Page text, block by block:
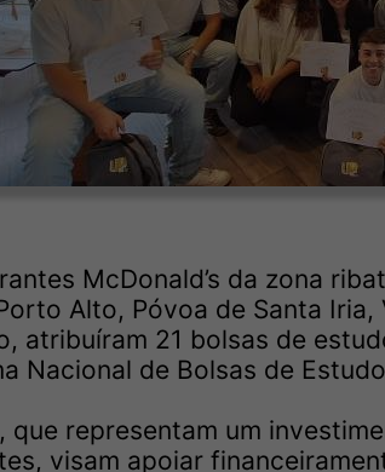
McDonald’s da zona
Alto, Póvoa de Santa Iria,
atribuíram 21 bolsas de
Nacional de Bolsas de
que representam um
visam apoiar